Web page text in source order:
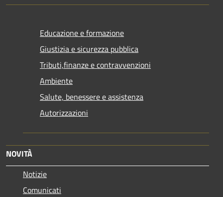
Educazione e formazione
Giustizia e sicurezza pubblica
Tributi,finanze e contravvenzioni
Ambiente
Salute, benessere e assistenza
Autorizzazioni
NOVITÀ
Notizie
Comunicati